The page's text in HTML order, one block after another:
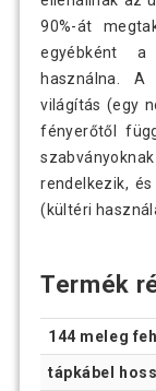
90%-át
egyébként a
használna.
világítás (egy
fényerőtől
rendelkezik,
(kültéri
Termék
144 meleg
tápkábel